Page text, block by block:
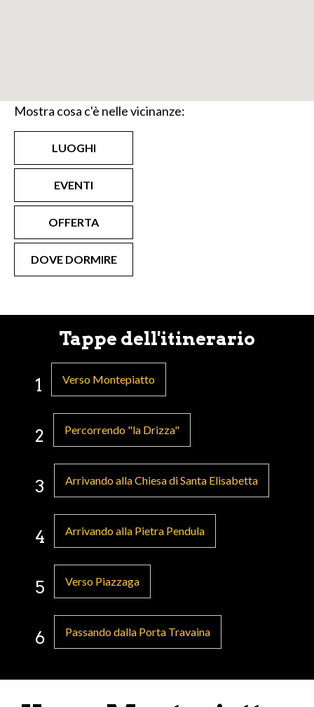
Mostra cosa c'è nelle vicinanze:
LUOGHI
EVENTI
OFFERTA
DOVE DORMIRE
Tappe dell'itinerario
1 Verso Montepiatto
2 Percorrendo "la Drizza"
3 Arrivando alla Chiesa di Santa Elisabetta
4 Arrivando alla Pietra Pendula
5 Verso Piazzaga
6 Passando dalla Porta Travaina